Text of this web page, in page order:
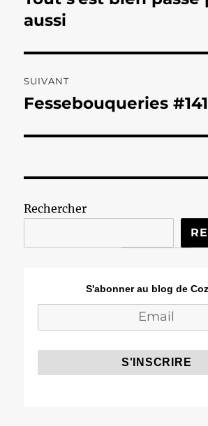
l’article
précédente :
aussi
SUIVANT
Publication
Fessebouqueries #141
Rechercher
S'abonner au blog de